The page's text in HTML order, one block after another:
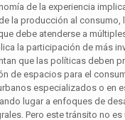
de la experiencia
la producción al consumo,
debe atenderse a
la participación de más
que las políticas deben
de espacios para el
especializados o en
lugar a enfoques de
Pero este tránsito no es